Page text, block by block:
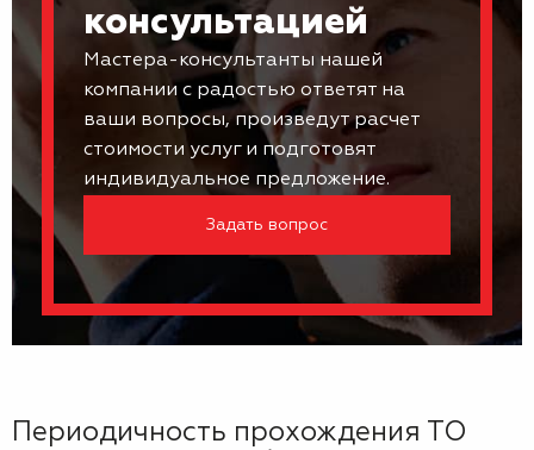
консультацией
Мастера-консультанты нашей
компании с радостью ответят на
ваши вопросы, произведут расчет
стоимости услуг и подготовят
индивидуальное предложение.
Задать вопрос
Периодичность прохождения ТО